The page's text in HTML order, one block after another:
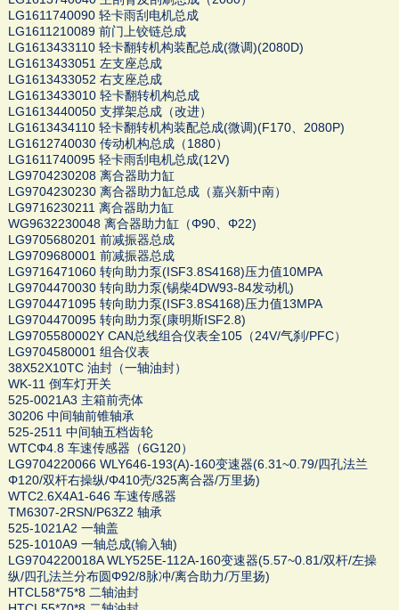
LG1611740090 轻卡雨刮电机总成
LG1611210089 前门上铰链总成
LG1613433110 轻卡翻转机构装配总成(微调)(2080D)
LG1613433051 左支座总成
LG1613433052 右支座总成
LG1613433010 轻卡翻转机构总成
LG1613440050 支撑架总成（改进）
LG1613434110 轻卡翻转机构装配总成(微调)(F170、2080P)
LG1612740030 传动机构总成（1880）
LG1611740095 轻卡雨刮电机总成(12V)
LG9704230208 离合器助力缸
LG9704230230 离合器助力缸总成（嘉兴新中南）
LG9716230211 离合器助力缸
WG9632230048 离合器助力缸（Φ90、Φ22)
LG9705680201 前减振器总成
LG9709680001 前减振器总成
LG9716471060 转向助力泵(ISF3.8S4168)压力值10MPA
LG9704470030 转向助力泵(锡柴4DW93-84发动机)
LG9704471095 转向助力泵(ISF3.8S4168)压力值13MPA
LG9704470095 转向助力泵(康明斯ISF2.8)
LG9705580002Y CAN总线组合仪表全105（24V/气刹/PFC）
LG9704580001 组合仪表
38X52X10TC 油封（一轴油封）
WK-11 倒车灯开关
525-0021A3 主箱前壳体
30206 中间轴前锥轴承
525-2511 中间轴五档齿轮
WTCΦ4.8 车速传感器（6G120）
LG9704220066 WLY646-193(A)-160变速器(6.31~0.79/四孔法兰
Φ120/双杆右操纵/Φ410壳/325离合器/万里扬)
WTC2.6X4A1-646 车速传感器
TM6307-2RSN/P63Z2 轴承
525-1021A2 一轴盖
525-1010A9 一轴总成(输入轴)
LG9704220018A WLY525E-112A-160变速器(5.57~0.81/双杆/左操
纵/四孔法兰分布圆Φ92/8脉冲/离合助力/万里扬)
HTCL58*75*8 二轴油封